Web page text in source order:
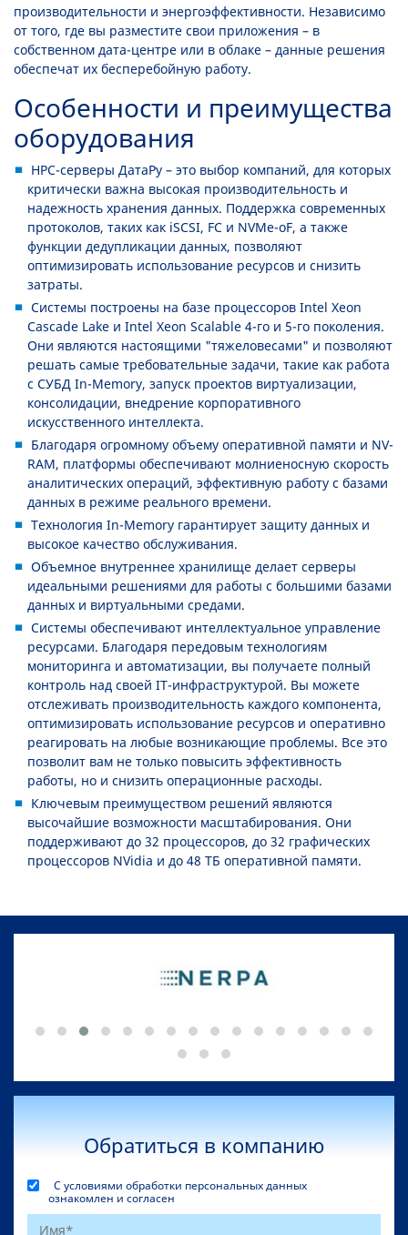
производительности и энергоэффективности. Независимо
от того, где вы разместите свои приложения – в
собственном дата-центре или в облаке – данные решения
обеспечат их бесперебойную работу.
Особенности и преимущества
оборудования
HPC-серверы ДатаРу – это выбор компаний, для которых
критически важна высокая производительность и
надежность хранения данных. Поддержка современных
протоколов, таких как iSCSI, FC и NVMe-oF, а также
функции дедупликации данных, позволяют
оптимизировать использование ресурсов и снизить
затраты.
Системы построены на базе процессоров Intel Xeon
Cascade Lake и Intel Xeon Scalable 4-го и 5-го поколения.
Они являются настоящими "тяжеловесами" и позволяют
решать самые требовательные задачи, такие как работа
с СУБД In-Memory, запуск проектов виртуализации,
консолидации, внедрение корпоративного
искусственного интеллекта.
Благодаря огромному объему оперативной памяти и NV-
RAM, платформы обеспечивают молниеносную скорость
аналитических операций, эффективную работу с базами
данных в режиме реального времени.
Технология In-Memory гарантирует защиту данных и
высокое качество обслуживания.
Объемное внутреннее хранилище делает серверы
идеальными решениями для работы с большими базами
данных и виртуальными средами.
Системы обеспечивают интеллектуальное управление
ресурсами. Благодаря передовым технологиям
мониторинга и автоматизации, вы получаете полный
контроль над своей IT-инфраструктурой. Вы можете
отслеживать производительность каждого компонента,
оптимизировать использование ресурсов и оперативно
реагировать на любые возникающие проблемы. Все это
позволит вам не только повысить эффективность
работы, но и снизить операционные расходы.
Ключевым преимуществом решений являются
высочайшие возможности масштабирования. Они
поддерживают до 32 процессоров, до 32 графических
процессоров NVidia и до 48 ТБ оперативной памяти.
Обратиться в компанию
С условиями обработки персональных данных
ознакомлен и согласен